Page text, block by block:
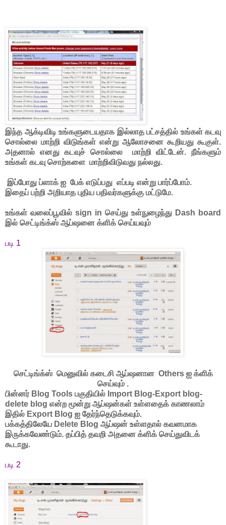
இந்த ஆக்டிவிடி உங்களுடையதாக இல்லாத பட்சத்தில் உங்கள் கடவு
சொல்லை மாற்றி விடுங்கள் என்று ஆலோசனை கூறியது கூகுள்.
அதனால் எனது கடவுச் சொல்லை மாற்றி விட்டேன். நீங்களும்
உங்கள் கடவு சொற்களை மாற்றிவிடுவது நல்லது.
இப்போது ப்ளாக் ஐ பேக் எடுப்பது எப்படி என்று பார்ப்போம்.
இதைப் பற்றி அறியாத புதிய பதிவர்களுக்கு மட்டுமே.
உங்கள் வலைப்பூவில் sign in செய்து உள்நுழைந்து Dash board
இல் செட்டிங்க்ஸ் ஆப்ஷனை க்ளிக் செய்யவும்
படி 1
செட்டிங்க்ஸ் மெனுவில் கடைசி ஆப்ஷனான Others ஐ க்ளிக்
செய்வும் .
பின்னர் Blog Tools பகுதியில் Import Blog-Export blog-
delete blog என்ற மூன்று ஆப்ஷன்கள் உள்ளதைக் காணலாம்
இதில் Export Blog ஐ தேர்ந்தெடுக்கவும்.
பக்கத்திலேயே Delete Blog ஆப்ஷன் உள்ளதால் கவனமாக
இருக்கவேண்டும். தப்பித் தவறி அதனை க்ளிக் செய்துவிடக்
கூடாது.
படி 2